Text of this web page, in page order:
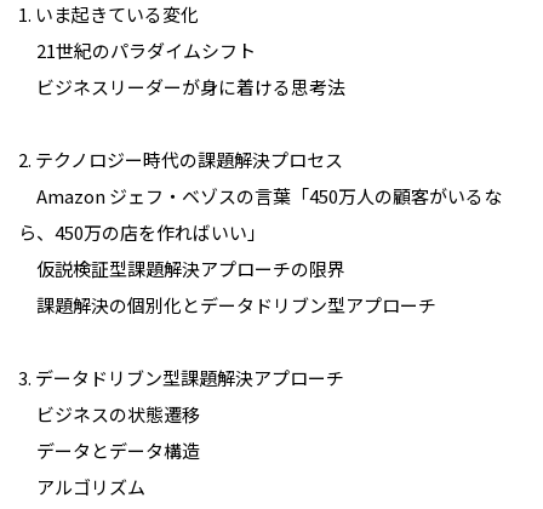
1. いま起きている変化
21世紀のパラダイムシフト
ビジネスリーダーが身に着ける思考法
2. テクノロジー時代の課題解決プロセス
Amazon ジェフ・ベゾスの言葉「450万人の顧客がいるな
ら、450万の店を作ればいい」
仮説検証型課題解決アプローチの限界
課題解決の個別化とデータドリブン型アプローチ
3. データドリブン型課題解決アプローチ
ビジネスの状態遷移
データとデータ構造
アルゴリズム